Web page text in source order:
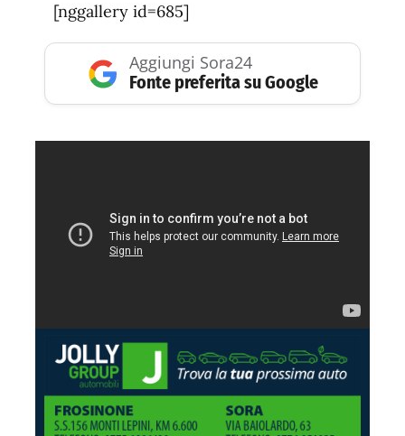
[nggallery id=685]
Aggiungi Sora24
Fonte preferita su Google